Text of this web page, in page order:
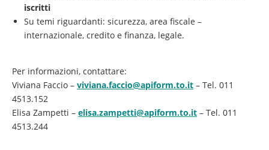
iscritti
Su temi riguardanti: sicurezza, area fiscale –
internazionale, credito e finanza, legale.
Per informazioni, contattare:
Viviana Faccio – viviana.faccio@apiform.to.it – Tel. 011
4513.152
Elisa Zampetti – elisa.zampetti@apiform.to.it – Tel. 011
4513.244